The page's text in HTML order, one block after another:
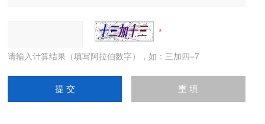
请输入计算结果（填写阿拉伯数字），如：三加四=7